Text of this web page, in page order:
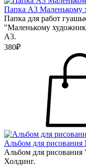
Папка А3 Маленькому
Папка для работ
"Маленькому
А3.
380₽
Альбом для
Альбом для
Холдинг.